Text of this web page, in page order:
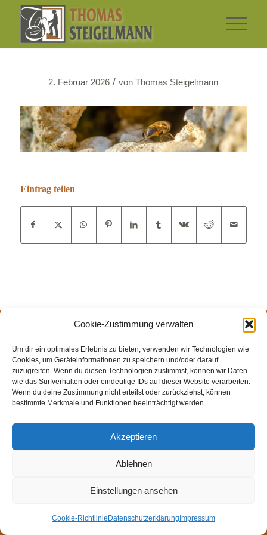
Cookie-Zustimmung verwalten
Um dir ein optimales Erlebnis zu bieten, verwenden wir Technologien wie
Cookies, um Geräteinformationen zu speichern und/oder darauf
zuzugreifen. Wenn du diesen Technologien zustimmst, können wir Daten
wie das Surfverhalten oder eindeutige IDs auf dieser Website verarbeiten.
Wenn du deine Zustimmung nicht erteilst oder zurückziehst, können
bestimmte Merkmale und Funktionen beeinträchtigt werden.
Akzeptieren
Ablehnen
Einstellungen ansehen
Cookie-Richtlinie Datenschutzerklärung Impressum
2. Februar 2026 / vonThomas Steigelmann
Eintrag teilen
© Weingut Thomas Steigelmann
HOME AKTUELLES WEINGUT FEWOS
TAGEBUCH KONTAKT Impressum Datenschutz
Cookie-Richtlinie (EU)